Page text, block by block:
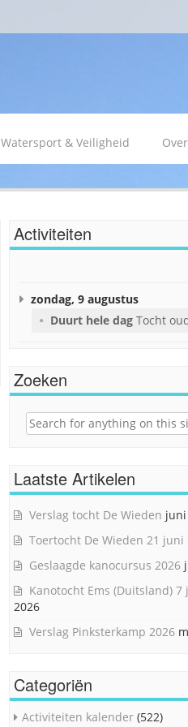
Watersport & Veiligheid
Activiteiten
zondag, 9 augustus
Duurt hele dag Tocht
Zoeken
Search
Laatste Artikelen
Verslag tocht De Wieden juni
Toertocht De Wieden 21 juni
Geslaagde kanocursus 2026
Kanotocht Ems (Duitsland) 7
2026
Verslag Pinksterkamp 2026
Categoriën
Activiteiten kalender (522)